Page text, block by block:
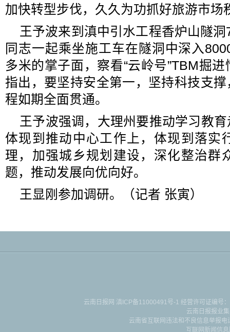
加快转型步伐，久久为功抓好旅游市场
王予波来到滇中引水工程香炉山隧
同志一起乘坐施工车在隧洞中深入
多米的掌子面，察看“云岭号”TBM掘
指出，要坚持安全第一，坚持科技支
程如期全面贯通。
王予波强调，大理州要推动学习教
体现到推动中心工作上，体现到落实
理，加强城乡规划建设，深化整治群
题，推动发展向优向好。
王显刚参加调研。（记者 张寅）
云南日报网 滇ICP备11000491号-1 经营许可证编号
云南日报报业
云南省互联网违法和不良信息举报
互联网新闻信